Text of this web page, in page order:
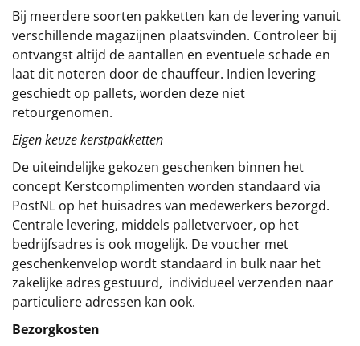
Bij meerdere soorten pakketten kan de levering vanuit
verschillende magazijnen plaatsvinden. Controleer bij
ontvangst altijd de aantallen en eventuele schade en
laat dit noteren door de chauffeur. Indien levering
geschiedt op pallets, worden deze niet
retourgenomen.
Eigen keuze kerstpakketten
De uiteindelijke gekozen geschenken binnen het
concept Kerstcomplimenten worden standaard via
PostNL op het huisadres van medewerkers bezorgd.
Centrale levering, middels palletvervoer, op het
bedrijfsadres is ook mogelijk. De voucher met
geschenkenvelop wordt standaard in bulk naar het
zakelijke adres gestuurd, individueel verzenden naar
particuliere adressen kan ook.
Bezorgkosten